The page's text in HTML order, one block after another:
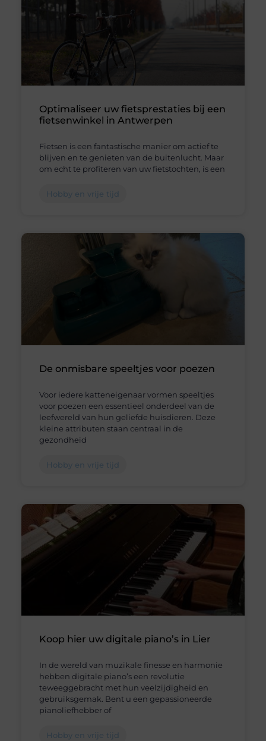
Optimaliseer uw fietsprestaties bij een
fietsenwinkel in Antwerpen
Fietsen is een fantastische manier om actief te
blijven en te genieten van de buitenlucht. Maar
om echt te profiteren van uw fietstochten, is een
Hobby en vrije tijd
De onmisbare speeltjes voor poezen
Voor iedere katteneigenaar vormen speeltjes
voor poezen een essentieel onderdeel van de
leefwereld van hun geliefde huisdieren. Deze
kleine attributen staan centraal in de
gezondheid
Hobby en vrije tijd
Koop hier uw digitale piano’s in Lier
In de wereld van muzikale finesse en harmonie
hebben digitale piano’s een revolutie
teweeggebracht met hun veelzijdigheid en
gebruiksgemak. Bent u een gepassioneerde
pianoliefhebber of
Hobby en vrije tijd